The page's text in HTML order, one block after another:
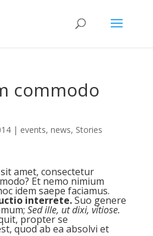
commodo
| events, news, Stories
amet, consectetur
Et nemo nimium
idem saepe faciamus.
interrete.Suo genere
Sed ille, ut dixi, vitiose.
propter se
quod ab ea absolvi et